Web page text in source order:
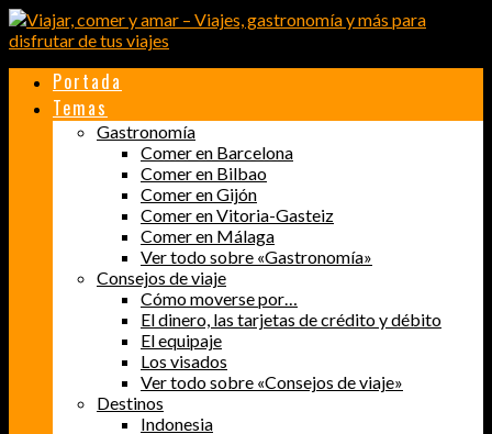
Portada
Temas
Gastronomía
Comer en Barcelona
Comer en Bilbao
Comer en Gijón
Comer en Vitoria-Gasteiz
Comer en Málaga
Ver todo sobre «Gastronomía»
Consejos de viaje
Cómo moverse por…
El dinero, las tarjetas de crédito y débito
El equipaje
Los visados
Ver todo sobre «Consejos de viaje»
Destinos
Indonesia